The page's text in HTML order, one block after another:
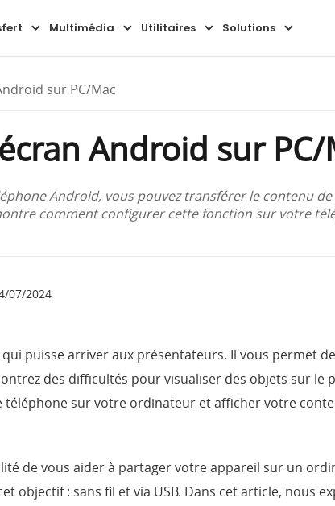
Multimédia Utilitaires Solutions
sur PC/Mac
Android sur PC/
Android, vous pouvez transférer le contenu
comment configurer cette fonction sur votre
07/2024
qui puisse arriver aux présentateurs. Il vous permet
des difficultés pour visualiser des objets sur le
téléphone sur votre ordinateur et afficher votre
de vous aider à partager votre appareil sur un
objectif : sans fil et via USB. Dans cet article, nous